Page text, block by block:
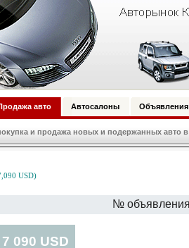
авто Автосалоны Объявления
и продажа новых и подержанных авто в
USD)
№
090 USD